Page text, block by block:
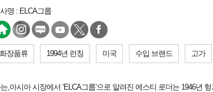
명 : ELCA그룹
화장품류 1994년 런칭 미국 수입 브랜드 고가
아시아 시장에서 ‘ELCA그룹’으로 알려진 에스티 로더는 1946년